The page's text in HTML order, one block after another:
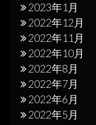
2023年1月
2022年12月
2022年11月
2022年10月
2022年8月
2022年7月
2022年6月
2022年5月